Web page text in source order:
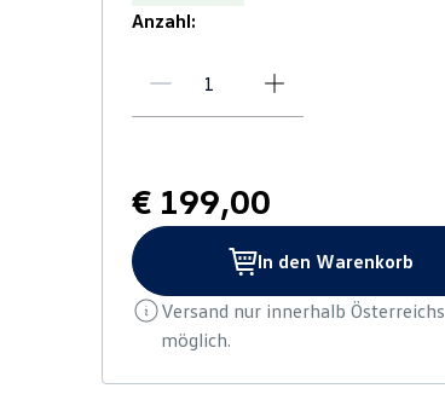
Anzahl:
€ 199,00
In den Warenkorb
Versand nur innerhalb Österreichs
möglich.